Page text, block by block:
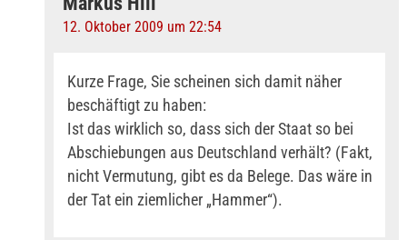
12. Oktober 2009 um 22:54
Kurze Frage, Sie scheinen sich damit näher
beschäftigt zu haben:
Ist das wirklich so, dass sich der Staat so bei
Abschiebungen aus Deutschland verhält? (Fakt,
nicht Vermutung, gibt es da Belege. Das wäre in
der Tat ein ziemlicher „Hammer“).